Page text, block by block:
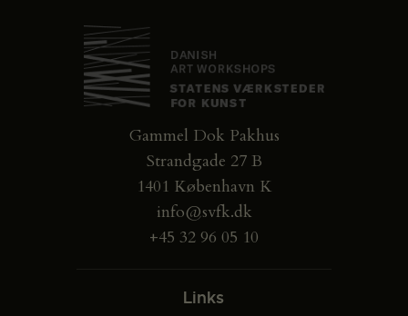
Gammel Dok Pakhus
Strandgade 27 B
1401 København K
info@svfk.dk
+45 32 96 05 10
Links